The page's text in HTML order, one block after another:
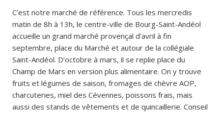
C’est notre marché de référence. Tous les mercredis
matin de 8h à 13h, le centre-ville de Bourg-Saint-Andéol
accueille un grand marché provençal d’avril à fin
septembre, place du Marché et autour de la collégiale
Saint-Andéol. D’octobre à mars, il se replie place du
Champ de Mars en version plus alimentaire. On y trouve
fruits et légumes de saison, fromages de chèvre AOP,
charcuteries, miel des Cévennes, poissons frais, mais
aussi des stands de vêtements et de quincaillerie. Conseil